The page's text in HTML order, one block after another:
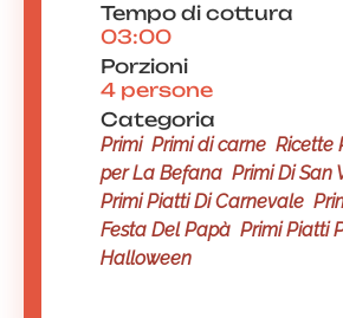
Tempo di cottura
03:00
Porzioni
4 persone
Categoria
Primi Primi di carne Ricette
per La Befana Primi Di San
Primi Piatti Di Carnevale
Festa Del Papà Primi Piatti
Halloween